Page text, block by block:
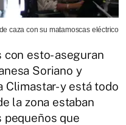
caza con su matamoscas eléctrico
con esto- aseguran
Soriano y
Climastar- y está todo
la zona estaban
pequeños que